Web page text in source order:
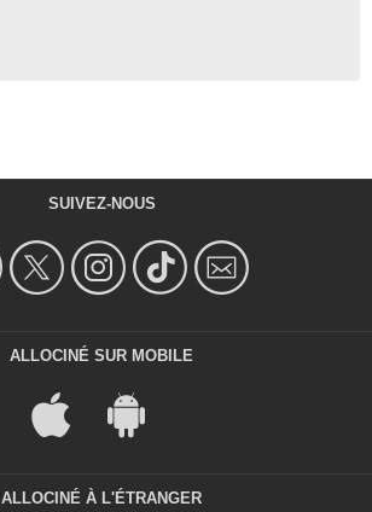
SUIVEZ-NOUS
ALLOCINÉ SUR MOBILE
ALLOCINÉ À L'ÉTRANGER